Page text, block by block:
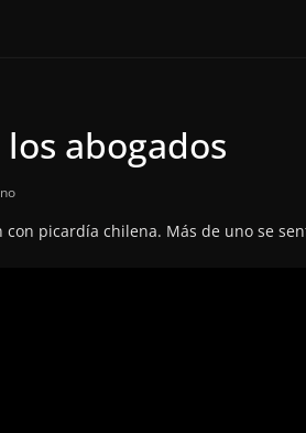
abogados
con picardía chilena. Más de uno se